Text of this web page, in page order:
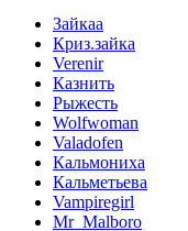
Зайкаа
Криз.зайка
Verenir
Казнить
Рыжесть
Wolfwoman
Valadofen
Кальмониха
Кальметьева
Vampiregirl
Mr_Malboro